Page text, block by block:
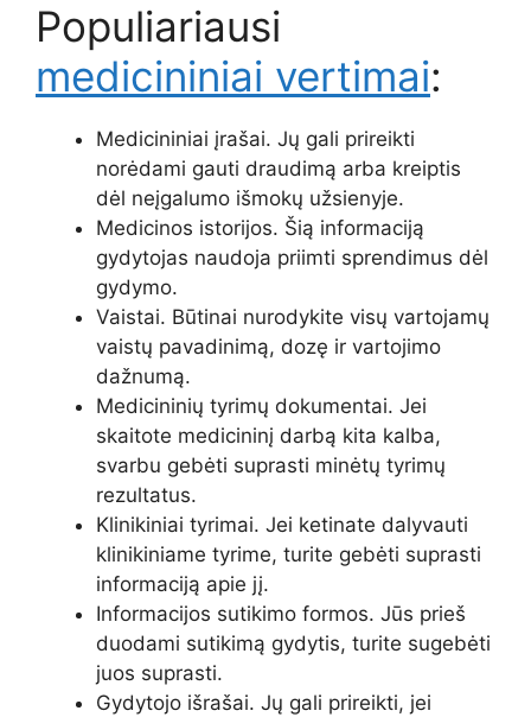
Populiariausi
medicininiai vertimai:
Medicininiai įrašai. Jų gali prireikti
norėdami gauti draudimą arba kreiptis
dėl neįgalumo išmokų užsienyje.
Medicinos istorijos. Šią informaciją
gydytojas naudoja priimti sprendimus dėl
gydymo.
Vaistai. Būtinai nurodykite visų vartojamų
vaistų pavadinimą, dozę ir vartojimo
dažnumą.
Medicininių tyrimų dokumentai. Jei
skaitote medicininį darbą kita kalba,
svarbu gebėti suprasti minėtų tyrimų
rezultatus.
Klinikiniai tyrimai. Jei ketinate dalyvauti
klinikiniame tyrime, turite gebėti suprasti
informaciją apie jį.
Informacijos sutikimo formos. Jūs prieš
duodami sutikimą gydytis, turite sugebėti
juos suprasti.
Gydytojo išrašai. Jų gali prireikti, jei